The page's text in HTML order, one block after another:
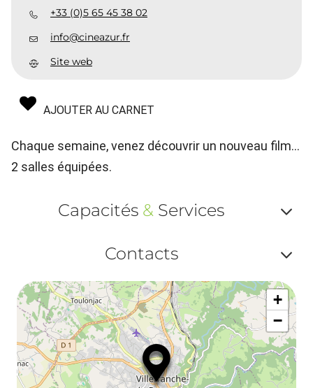
+33 (0)5 65 45 38 02
info@cineazur.fr
Site web
AJOUTER AU CARNET
Chaque semaine, venez découvrir un nouveau film...
2 salles équipées.
Capacités & Services
ou
Contacts
ou
+
−